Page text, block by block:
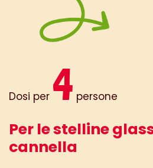
Dosi per 4 persone
Per le stelline
cannella